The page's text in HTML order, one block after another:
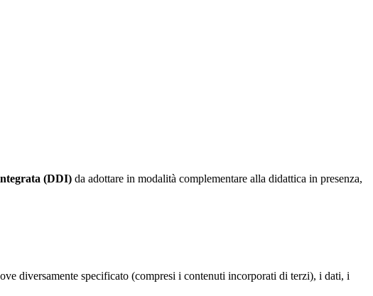
(DDI) da adottare in modalità complementare alla didattica in presenza,
diversamente specificato (compresi i contenuti incorporati di terzi), i dati, i